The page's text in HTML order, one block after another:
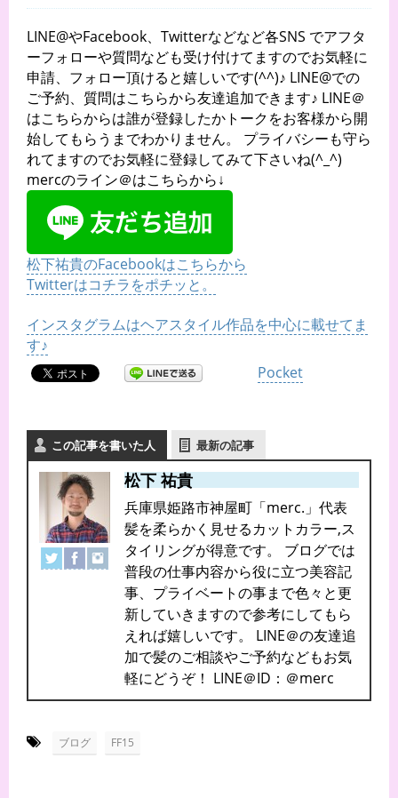
LINE@やFacebook、Twitterなどなど各SNS でアフタ
ーフォローや質問なども受け付けてますのでお気軽に
申請、フォロー頂けると嬉しいです(^^)♪ LINE@での
ご予約、質問はこちらから友達追加できます♪ LINE＠
はこちらからは誰が登録したかトークをお客様から開
始してもらうまでわかりません。 プライバシーも守ら
れてますのでお気軽に登録してみて下さいね(^_^)
mercのライン＠はこちらから↓
松下祐貴のFacebookはこちらから
Twitterはコチラをポチッと。
インスタグラムはヘアスタイル作品を中心に載せてま
す♪
Pocket
この記事を書いた人 最新の記事
松下 祐貴
兵庫県姫路市神屋町「merc.」代表
髪を柔らかく見せるカットカラー,ス
タイリングが得意です。 ブログでは
普段の仕事内容から役に立つ美容記
事、プライベートの事まで色々と更
新していきますので参考にしてもら
えれば嬉しいです。 LINE＠の友達追
加で髪のご相談やご予約などもお気
軽にどうぞ！ LINE＠ID：＠merc
ブログ FF15